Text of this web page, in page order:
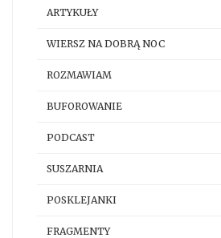
ARTYKUŁY
WIERSZ NA DOBRĄ NOC
ROZMAWIAM
BUFOROWANIE
PODCAST
SUSZARNIA
POSKLEJANKI
FRAGMENTY